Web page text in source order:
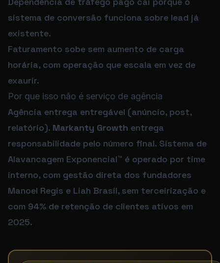
sistema de conversão funciona sobre lead já
existente.
Faturamento sobe sem aumento de carga
horária, com operação que escala em vez de
exaurir.
Por que isso não é serviço de agência
Agência entrega entregável (anúncio, post,
relatório). Markanty Growth entrega
responsabilidade pelo número final. Sistema de
Alavancagem Exponencial™ é operado por time
interno, com gestão direta dos fundadores
Manoel Regis e Liah Brasil, sem terceirização e
com 94% de retenção de clientes ativos em
2025.
Sistema de Alavancagem Exponencial